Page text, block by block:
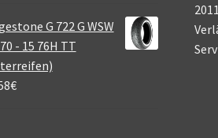
G 722 G WSW
- 15 76H TT
€